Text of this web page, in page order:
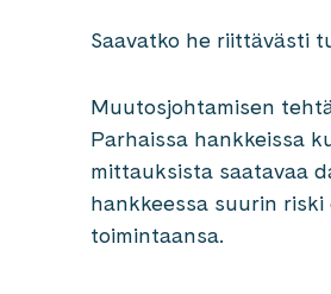
Saavatko he riittävästi
Muutosjohtamisen
Parhaissa hankkeissa
mittauksista saatavaa
hankkeessa suurin
toimintaansa.